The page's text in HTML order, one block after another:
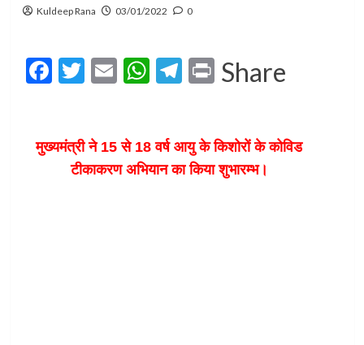
Kuldeep Rana 03/01/2022 0
Facebook
Twitter
EmailWhatsApp
Telegram
Print
Share
मुख्यमंत्री ने 15 से 18 वर्ष आयु के किशोरों के कोविड
टीकाकरण अभियान का किया शुभारम्भ।